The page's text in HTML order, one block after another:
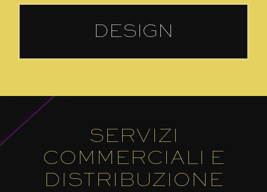
DESIGN
ARTE E ARREDO
SERVIZI
COMMERCIALI E
DISTRIBUZIONE